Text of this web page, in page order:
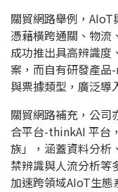
關貿網路舉例，AIoT
憑藉橫跨通關、物流
成功推出具高辨識度
案，而自有研發產品
與票據類型，廣泛導
關貿網路補充，公司
合平台-thinkAI 平台
族」，涵蓋資料分析
禁辨識與人流分析等
加速跨領域AIoT生態